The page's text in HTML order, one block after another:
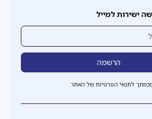
ישירות למייל
לתנאי הפרטיות של האתר.